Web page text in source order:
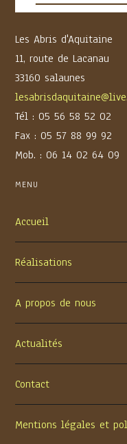
Les Abris d'Aquitaine
11, route de Lacanau
33160 salaunes
Tél : 05 56 58 52 02
Fax : 05 57 88 99 92
Mob. : 06 14 02 64 09
MENU
Accueil
Réalisations
A propos de nous
Actualités
Contact
Mentions légales et